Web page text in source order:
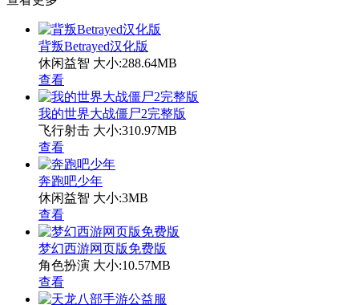
背叛Betrayed汉化版
休闲益智 大小:288.64MB
查看
我的世界大战僵尸2完整版
飞行射击 大小:310.97MB
查看
奔跑吧少年
休闲益智 大小:3MB
查看
梦幻西游网页版免费版
角色扮演 大小:10.57MB
查看